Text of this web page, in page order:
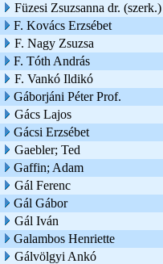
Füzesi Zsuzsanna dr. (szerk.)
F. Kovács Erzsébet
F. Nagy Zsuzsa
F. Tóth András
F. Vankó Ildikó
Gáborjáni Péter Prof.
Gács Lajos
Gácsi Erzsébet
Gaebler; Ted
Gaffin; Adam
Gál Ferenc
Gál Gábor
Gál Iván
Galambos Henriette
Gálvölgyi Ankó